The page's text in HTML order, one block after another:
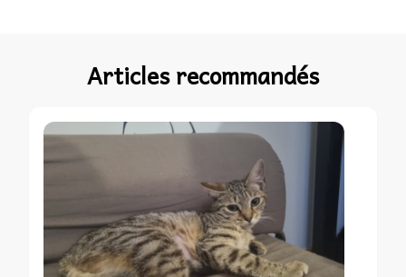
Articles recommandés